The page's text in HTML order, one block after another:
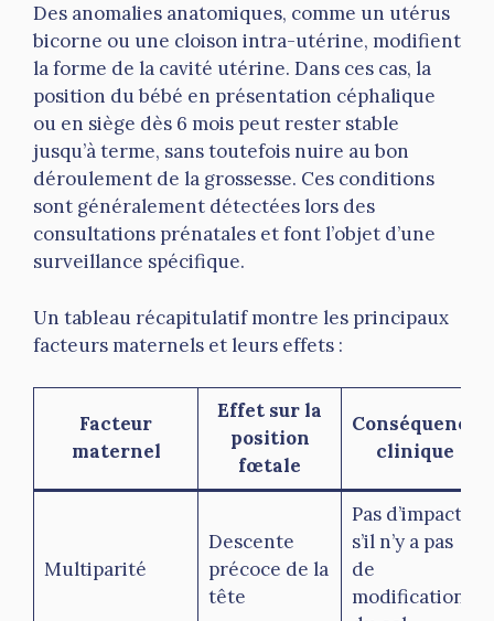
Des anomalies anatomiques, comme un utérus
bicorne ou une cloison intra-utérine, modifient
la forme de la cavité utérine. Dans ces cas, la
position du bébé en présentation céphalique
ou en siège dès 6 mois peut rester stable
jusqu’à terme, sans toutefois nuire au bon
déroulement de la grossesse. Ces conditions
sont généralement détectées lors des
consultations prénatales et font l’objet d’une
surveillance spécifique.
Un tableau récapitulatif montre les principaux
facteurs maternels et leurs effets :
Facteur
maternel
Effet sur la
position
fœtale
Conséquence
clinique
Multiparité
Descente
précoce de la
tête
Pas d’impact
s’il n’y a pas
de
modifications